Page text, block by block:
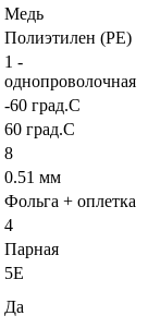
Медь
Полиэтилен (PE)
1 -
однопроволочная
-60 град.C
60 град.C
8
0.51 мм
Фольга + оплетка
4
Парная
5E
Да